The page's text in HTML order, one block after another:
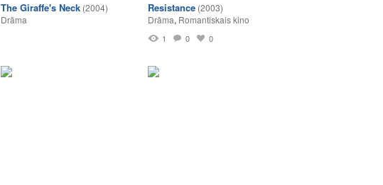
The Giraffe's Neck (2004)
Drāma
Resistance (2003)
Drāma, Romantiskais kino
1 0 0